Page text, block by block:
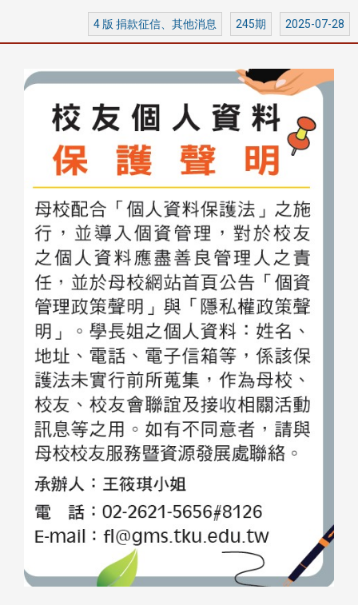
4 版 捐款征信、其他消息 245期 2025-07-28